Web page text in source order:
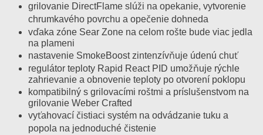
grilovanie DirectFlame slúži na opekanie, vytvorenie
chrumkavého povrchu a opečenie dohneda
vďaka zóne Sear Zone na celom rošte bude viac jedla
na plameni
nastavenie SmokeBoost zintenzívňuje údenú chuť
regulátor teploty Rapid React PID umožňuje rýchle
zahrievanie a obnovenie teploty po otvorení poklopu
kompatibilný s grilovacími roštmi a príslušenstvom na
grilovanie Weber Crafted
vyťahovací čistiaci systém na odvádzanie tuku a
popola na jednoduché čistenie